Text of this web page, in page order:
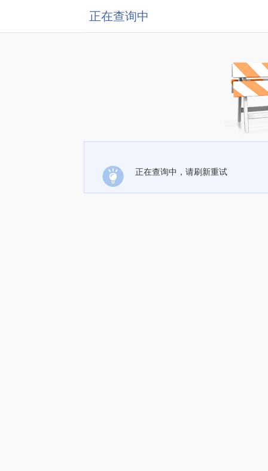
正在查询中
正在查询中，请刷新重试